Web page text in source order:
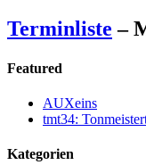
Terminliste –
Featured
AUXeins
tmt34:
Kategorien